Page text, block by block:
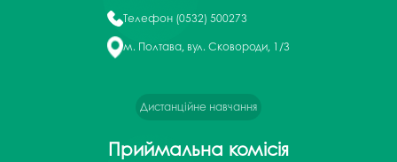
Телефон (0532) 500273
м. Полтава, вул. Сковороди, 1/3
Дистанційне навчання
Приймальна комісія